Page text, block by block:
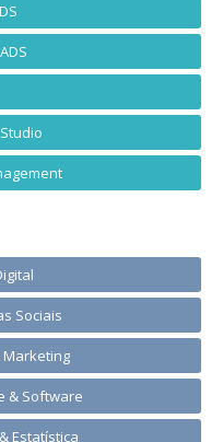
Sociais
Marketing
& Software
Estatística